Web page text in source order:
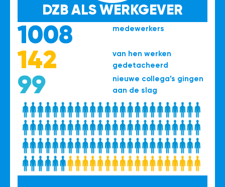
DZB ALS WERKGEVER
1008 medewerkers
142
van hen werken
gedetacheerd
99
nieuwe collega’s gingen
aan de slag